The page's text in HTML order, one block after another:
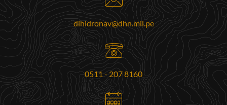
dihidronav@dhn.mil.pe
0511 - 207 8160